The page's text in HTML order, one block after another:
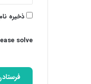
ذخیره
solve: